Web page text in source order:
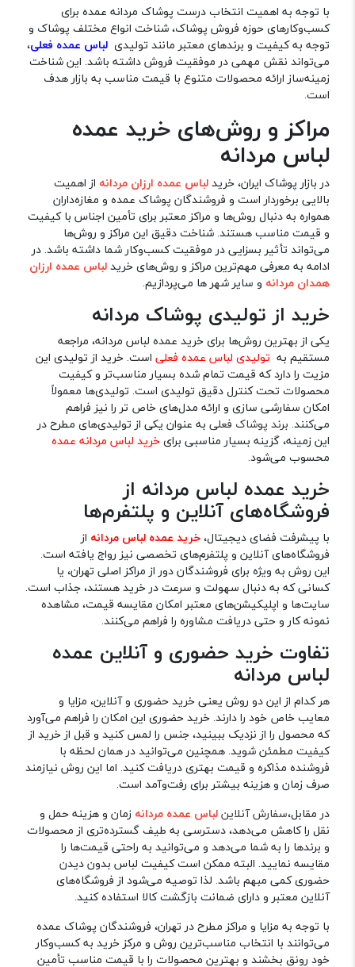
با توجه به اهمیت انتخاب درست پوشاک مردانه عمده برای
کسب‌وکارهای حوزه فروش پوشاک، شناخت انواع مختلف پوشاک و
توجه به کیفیت و برندهای معتبر مانند تولیدی لباس عمده فعلی،
می‌تواند نقش مهمی در موفقیت فروش داشته باشد. این شناخت
زمینه‌ساز ارائه محصولات متنوع با قیمت مناسب به بازار هدف
است.
مراکز و روش‌های خرید عمده
لباس مردانه
در بازار پوشاک ایران، خریدلباس عمده ارزان مردانه از اهمیت
بالایی برخوردار است و فروشندگان پوشاک عمده و مغازه‌داران
همواره به دنبال روش‌ها و مراکز معتبر برای تأمین اجناس با کیفیت
و قیمت مناسب هستند. شناخت دقیق این مراکز و روش‌ها
می‌تواند تأثیر بسزایی در موفقیت کسب‌وکار شما داشته باشد. در
ادامه به معرفی مهم‌ترین مراکز و روش‌های خریدلباس عمده ارزان
همدان مردانه و سایر شهر ها می‌پردازیم.
خرید از تولیدی پوشاک مردانه
یکی از بهترین روش‌ها برای خرید عمده لباس مردانه، مراجعه
مستقیم به تولیدی لباس عمده فعلی است. خرید از تولیدی این
مزیت را دارد که قیمت تمام شده بسیار مناسب‌تر و کیفیت
محصولات تحت کنترل دقیق تولیدی است. تولیدی‌ها معمولاً
امکان سفارشی سازی و ارائه مدل‌های خاص تر را نیز فراهم
می‌کنند. برند پوشاک فعلی به عنوان یکی از تولیدی‌های مطرح در
این زمینه، گزینه بسیار مناسبی برایخرید لباس مردانه عمده
محسوب می‌شود.
خرید عمده لباس مردانه از
فروشگاه‌های آنلاین و پلتفرم‌ها
با پیشرفت فضای دیجیتال،خرید عمده لباس مردانه از
فروشگاه‌های آنلاین و پلتفرم‌های تخصصی نیز رواج یافته است.
این روش به ویژه برای فروشندگان دور از مراکز اصلی تهران، یا
کسانی که به دنبال سهولت و سرعت در خرید هستند، جذاب است.
سایت‌ها و اپلیکیشن‌های معتبر امکان مقایسه قیمت، مشاهده
نمونه کار و حتی دریافت مشاوره را فراهم می‌کنند.
تفاوت خرید حضوری و آنلاین عمده
لباس مردانه
هر کدام از این دو روش یعنی خرید حضوری و آنلاین، مزایا و
معایب خاص خود را دارند. خرید حضوری این امکان را فراهم می‌آورد
که محصول را از نزدیک ببینید، جنس را لمس کنید و قبل از خرید از
کیفیت مطمئن شوید. همچنین می‌توانید در همان لحظه با
فروشنده مذاکره و قیمت بهتری دریافت کنید. اما این روش نیازمند
صرف زمان و هزینه بیشتر برای رفت‌وآمد است.
در مقابل،سفارش آنلاینلباس عمده مردانه زمان و هزینه حمل و
نقل را کاهش می‌دهد، دسترسی به طیف گسترده‌تری از محصولات
و برندها را به شما می‌دهد و می‌توانید به راحتی قیمت‌ها را
مقایسه نمایید. البته ممکن است کیفیت لباس بدون دیدن
حضوری کمی مبهم باشد. لذا توصیه می‌شود از فروشگاه‌های
آنلاین معتبر و دارای ضمانت بازگشت کالا استفاده کنید.
با توجه به مزایا و مراکز مطرح در تهران، فروشندگان پوشاک عمده
می‌توانند با انتخاب مناسب‌ترین روش و مرکز خرید به کسب‌وکار
خود رونق بخشند و بهترین محصولات را با قیمت مناسب تأمین